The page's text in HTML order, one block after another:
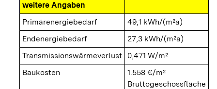
weitere Angaben
Primärenergiebedarf
49,1 kWh/(m²a)
Endenergiebedarf
27,3 kWh/(m²a)
Transmissionswärmeverlust
0,471 W/m²
Baukosten
1.558 €/m²
Bruttogeschossfläche